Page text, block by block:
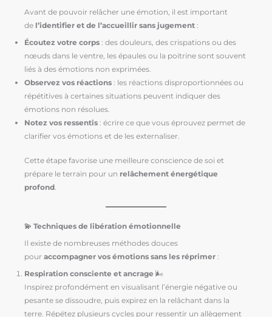
Avant de pouvoir relâcher une émotion, il est important
de l’identifier et de l’accueillir sans jugement :
Écoutez votre corps : des douleurs, des crispations ou des
nœuds dans le ventre, les épaules ou la poitrine sont souvent
liés à des émotions non exprimées.
Observez vos réactions : les réactions disproportionnées ou
répétitives à certaines situations peuvent indiquer des
émotions non résolues.
Notez vos ressentis : écrire ce que vous éprouvez permet de
clarifier vos émotions et de les externaliser.
Cette étape favorise une meilleure conscience de soi et
prépare le terrain pour un relâchement énergétique
profond.
💫 Techniques de libération émotionnelle
Il existe de nombreuses méthodes douces
pour accompagner vos émotions sans les réprimer :
Respiration consciente et ancrage 🌬️
Inspirez profondément en visualisant l’énergie négative ou
pesante se dissoudre, puis expirez en la relâchant dans la
terre. Répétez plusieurs cycles pour ressentir un allègement